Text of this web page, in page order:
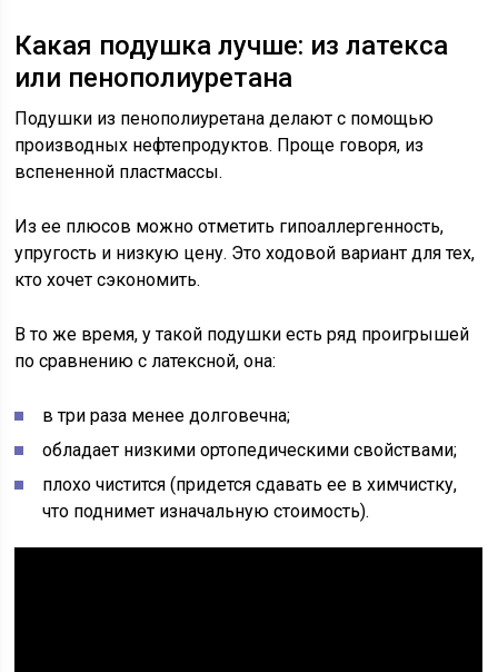
Какая подушка лучше: из латекса
или пенополиуретана
Подушки из пенополиуретана делают с помощью
производных нефтепродуктов. Проще говоря, из
вспененной пластмассы.
Из ее плюсов можно отметить гипоаллергенность,
упругость и низкую цену. Это ходовой вариант для тех,
кто хочет сэкономить.
В то же время, у такой подушки есть ряд проигрышей
по сравнению с латексной, она:
в три раза менее долговечна;
обладает низкими ортопедическими свойствами;
плохо чистится (придется сдавать ее в химчистку,
что поднимет изначальную стоимость).